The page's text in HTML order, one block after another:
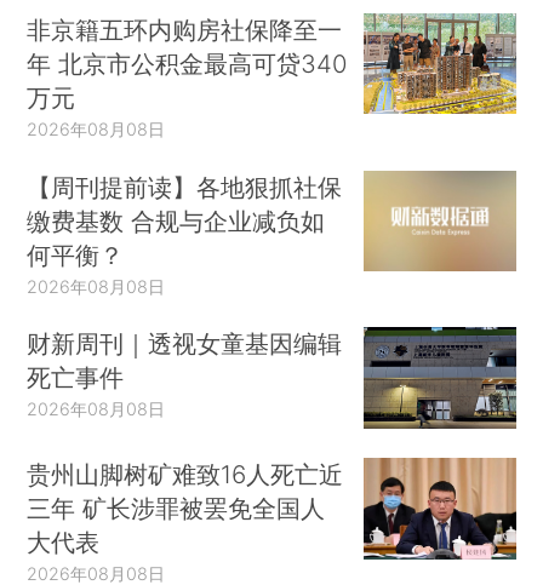
非京籍五环内购房社保降至一
年 北京市公积金最高可贷340
万元
2026年08月08日
【周刊提前读】各地狠抓社保
缴费基数 合规与企业减负如
何平衡？
2026年08月08日
财新周刊｜透视女童基因编辑
死亡事件
2026年08月08日
贵州山脚树矿难致16人死亡近
三年 矿长涉罪被罢免全国人
大代表
2026年08月08日